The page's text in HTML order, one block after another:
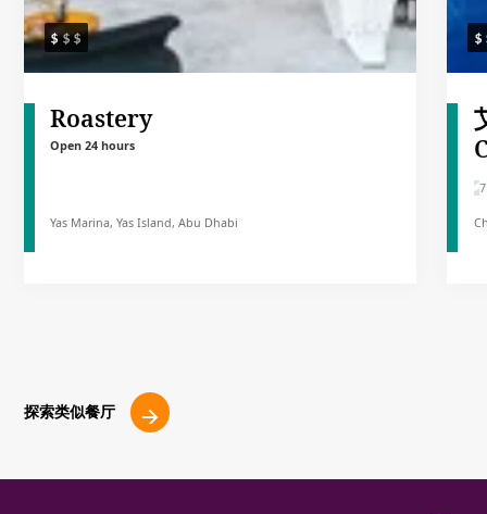
Roastery
Open 24 hours
Yas Marina, Yas Island, Abu Dhabi
探索类似餐厅